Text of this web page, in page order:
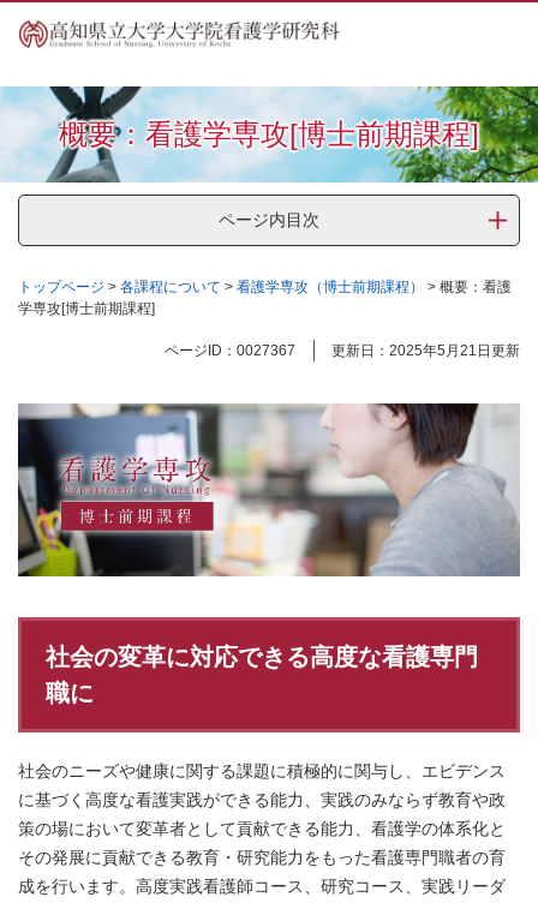
の
先
す
ー
を
し
概要：看護学専攻[博士前期課程]
ページ内目次
トップページ > 各課程について > 看護学専攻（博士前期課程） > 概要：看護
学専攻[博士前期課程]
ページID：0027367 更新日：2025年5月21日更新
社会の変革に対応できる高度な看護専門
職に
社会のニーズや健康に関する課題に積極的に関与し、エビデンス
に基づく高度な看護実践ができる能力、実践のみならず教育や政
策の場において変革者として貢献できる能力、看護学の体系化と
その発展に貢献できる教育・研究能力をもった看護専門職者の育
成を行います。高度実践看護師コース、研究コース、実践リーダ